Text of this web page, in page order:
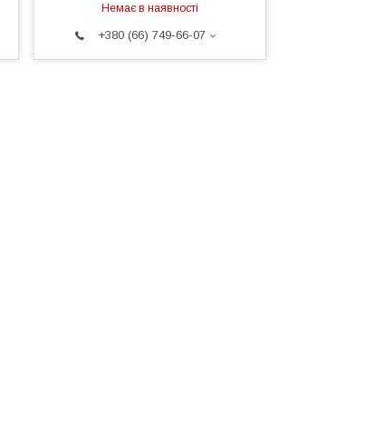
Немає в наявності
+380 (66) 749-66-07